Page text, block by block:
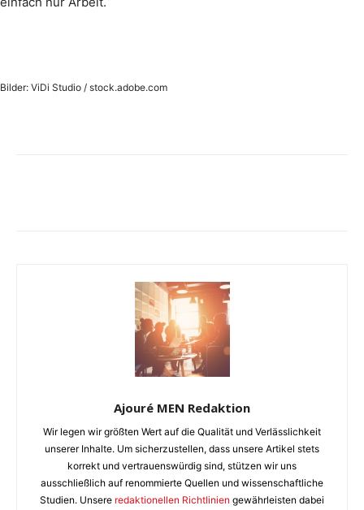
Bilder: ViDi Studio / stock.adobe.com
Ajouré MEN Redaktion
Wir legen wir größten Wert auf die Qualität und Verlässlichkeit
unserer Inhalte. Um sicherzustellen, dass unsere Artikel stets
korrekt und vertrauenswürdig sind, stützen wir uns
ausschließlich auf renommierte Quellen und wissenschaftliche
Studien. Unsere redaktionellen Richtlinien gewährleisten dabei